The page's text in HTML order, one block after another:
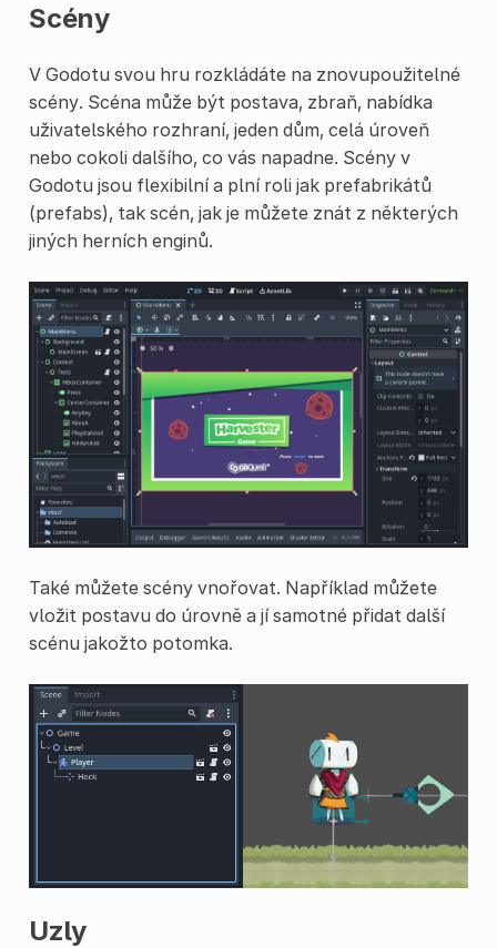
Scény
V Godotu svou hru rozkládáte na znovupoužitelné
scény. Scéna může být postava, zbraň, nabídka
uživatelského rozhraní, jeden dům, celá úroveň
nebo cokoli dalšího, co vás napadne. Scény v
Godotu jsou flexibilní a plní roli jak prefabrikátů
(prefabs), tak scén, jak je můžete znát z některých
jiných herních enginů.
Také můžete scény vnořovat. Například můžete
vložit postavu do úrovně a jí samotné přidat další
scénu jakožto potomka.
Uzly